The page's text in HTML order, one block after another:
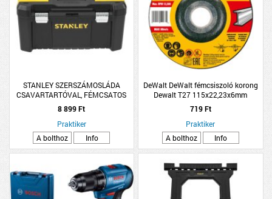
STANLEY SZERSZÁMOSLÁDA
CSAVARTARTÓVAL, FÉMCSATOS
19&quot; STANLEY
8 899 Ft
Praktiker
A bolthoz
Info
DeWalt DeWalt fémcsiszoló korong
Dewalt T27 115x22,23x6mm
719 Ft
Praktiker
A bolthoz
Info